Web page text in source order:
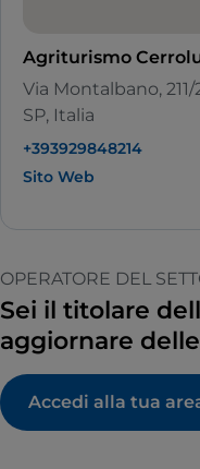
Agriturismo
Via Montalbano, 211/
SP, Italia
+393929848214
Sito Web
OPERATORE DEL
Sei il titolare
aggiornare
Accedi alla tua